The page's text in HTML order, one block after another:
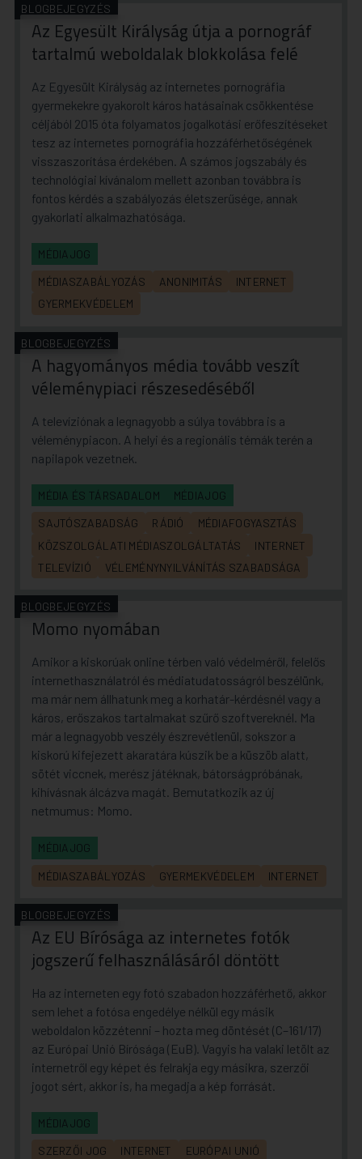
BLOGBEJEGYZÉS
Az Egyesült Királyság útja a pornográf
tartalmú weboldalak blokkolása felé
Az Egyesült Királyság az internetes pornográfia
gyermekekre gyakorolt káros hatásainak csökkentése
céljából 2015 óta folyamatos jogalkotási erőfeszítéseket
tesz az internetes pornográfia hozzáférhetőségének
visszaszorítása érdekében. A számos jogszabály és
technológiai kívánalom mellett azonban továbbra is
fontos kérdés a szabályozás életszerűsége, annak
gyakorlati alkalmazhatósága.
MÉDIAJOG
MÉDIASZABÁLYOZÁS ANONIMITÁS
INTERNET
GYERMEKVÉDELEM
BLOGBEJEGYZÉS
A hagyományos média tovább veszít
véleménypiaci részesedéséből
A televíziónak a legnagyobb a súlya továbbra is a
véleménypiacon. A helyi és a regionális témák terén a
napilapok vezetnek.
MÉDIA ÉS TÁRSADALOM MÉDIAJOG
SAJTÓSZABADSÁG RÁDIÓ
MÉDIAFOGYASZTÁS
KÖZSZOLGÁLATI MÉDIASZOLGÁLTATÁS
INTERNET
TELEVÍZIÓ
VÉLEMÉNYNYILVÁNÍTÁS SZABADSÁGA
BLOGBEJEGYZÉS
Momo nyomában
Amikor a kiskorúak online térben való védelméről, felelős
internethasználatról és médiatudatosságról beszélünk,
ma már nem állhatunk meg a korhatár-kérdésnél vagy a
káros, erőszakos tartalmakat szűrő szoftvereknél. Ma
már a legnagyobb veszély észrevétlenül, sokszor a
kiskorú kifejezett akaratára kúszik be a küszöb alatt,
sötét viccnek, merész játéknak, bátorságpróbának,
kihívásnak álcázva magát. Bemutatkozik az új
netmumus: Momo.
MÉDIAJOG
MÉDIASZABÁLYOZÁS GYERMEKVÉDELEM INTERNET
BLOGBEJEGYZÉS
Az EU Bírósága az internetes fotók
jogszerű felhasználásáról döntött
Ha az interneten egy fotó szabadon hozzáférhető, akkor
sem lehet a fotósa engedélye nélkül egy másik
weboldalon közzétenni – hozta meg döntését (C–161/17)
az Európai Unió Bírósága (EuB). Vagyis ha valaki letölt az
internetről egy képet és felrakja egy másikra, szerzői
jogot sért, akkor is, ha megadja a kép forrását.
MÉDIAJOG
SZERZŐI JOG INTERNET EURÓPAI UNIÓ